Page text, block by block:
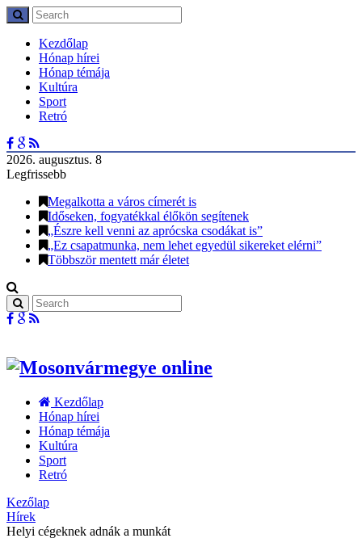
Kezdőlap
Hónap hírei
Hónap témája
Kultúra
Sport
Retró
2026. augusztus. 8
Legfrissebb
Megalkotta a város címerét is
Időseken, fogyatékkal élőkön segítenek
„Észre kell venni az aprócska csodákat is”
„Ez csapatmunka, nem lehet egyedül sikereket elérni”
Többször mentett már életet
Kezdőlap
Hónap hírei
Hónap témája
Kultúra
Sport
Retró
Kezőlap
Hírek
Helyi cégeknek adnák a munkát